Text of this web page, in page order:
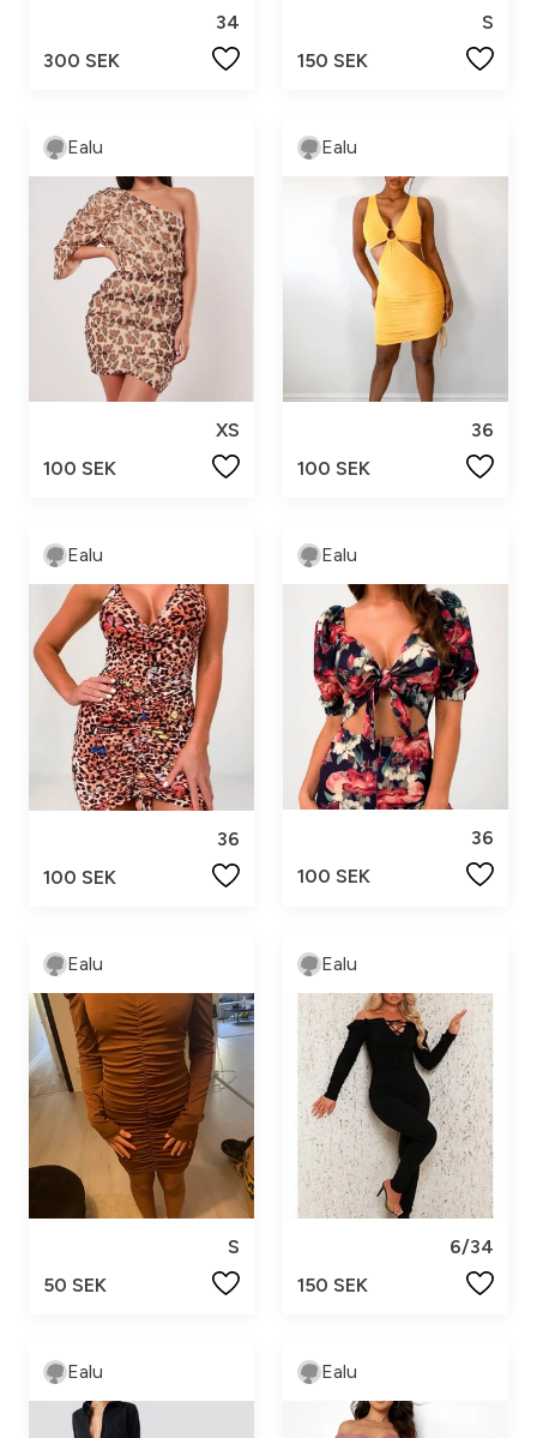
34
300 SEK
S
150 SEK
Ealu
XS
100 SEK
Ealu
36
100 SEK
Ealu
36
100 SEK
Ealu
36
100 SEK
Ealu
S
50 SEK
Ealu
6/34
150 SEK
Ealu Ealu